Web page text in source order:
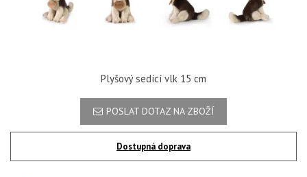
Plyšový sedící vlk 15 cm
POSLAT DOTAZ NA ZBOŽÍ
Dostupná doprava